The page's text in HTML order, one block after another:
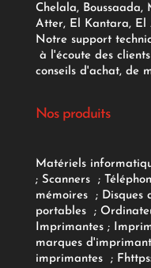
Chelala, Boussaada,
Atter, El Kantara, El
Notre support
à l'écoute des
conseils d'achat, de
Nos produits
Matériels
; Scanners ;
mémoires
; Disques
portables
;
Imprimantes;
marques
imprimantes
; F